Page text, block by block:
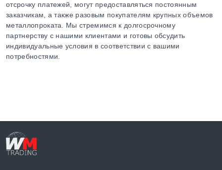
отсрочку платежей, могут предоставляться постоянным
заказчикам, а также разовым покупателям крупных объемов
металлопроката. Мы стремимся к долгосрочному
партнерству с нашими клиентами и готовы обсудить
индивидуальные условия в соответствии с вашими
потребностями.